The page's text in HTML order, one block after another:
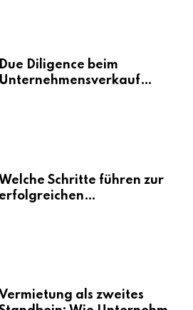
Due Diligence beim
Unternehmensverkauf
Welche Schritte führen zur
erfolgreichen
Vermietung als zweites